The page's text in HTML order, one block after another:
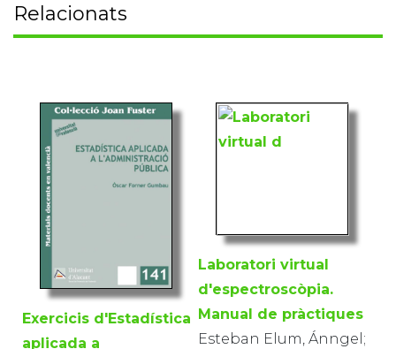
Relacionats
Exercicis d'Estadística
aplicada a
Laboratori virtual
d'espectroscòpia.
Manual de pràctiques
Esteban Elum, Ánngel;